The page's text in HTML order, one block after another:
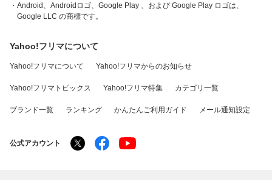
・Android、Androidロゴ、Google Play 、および Google Play ロゴは、
Google LLC の商標です。
Yahoo!フリマについて
Yahoo!フリマについて Yahoo!フリマからのお知らせ
Yahoo!フリマトピックス Yahoo!フリマ特集 カテゴリ一覧
ブランド一覧 ランキング かんたんご利用ガイド メール通知設定
公式アカウント